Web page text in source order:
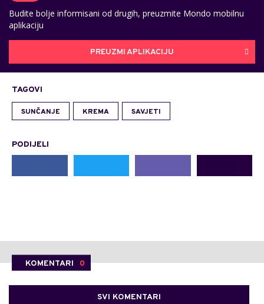
Budite bolje informisani od drugih, preuzmite Mondo mobilnu
aplikaciju
PREUZMI APLIKACIJU
TAGOVI
SUNČANJE KREMA SAVJETI
PODIJELI
KOMENTARI 0
SVI KOMENTARI